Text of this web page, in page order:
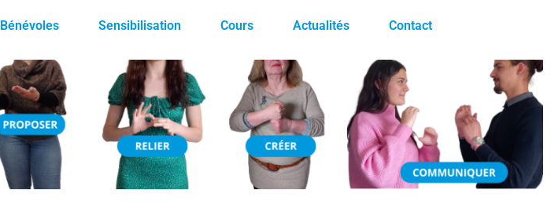
Bénévoles Sensibilisation Cours Actualités Contact